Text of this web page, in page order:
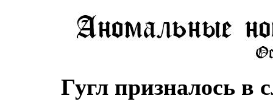
Гугл призналось в